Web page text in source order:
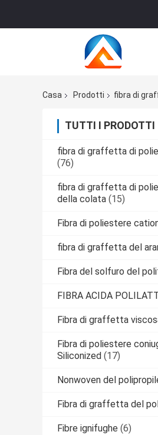
Casa Prodotti fibra di
TUTTI I PRODOTTI
fibra di graffetta di
(76)
fibra di graffetta di
della colata (15)
Fibra di poliestere
fibra di graffetta del
Fibra del solfuro del
FIBRA ACIDA
Fibra di graffetta
Fibra di poliestere
Siliconized (17)
Nonwoven del
Fibra di graffetta del
Fibre ignifughe (6)